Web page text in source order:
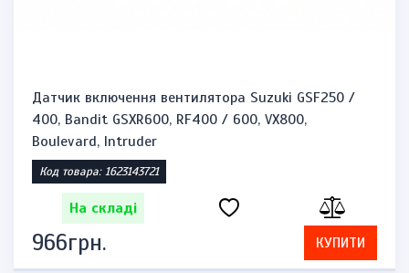
Датчик включення вентилятора Suzuki GSF250 /
400, Bandit GSXR600, RF400 / 600, VX800,
Boulevard, Intruder
Код товара: 1623143721
На складі
966грн. КУПИТИ